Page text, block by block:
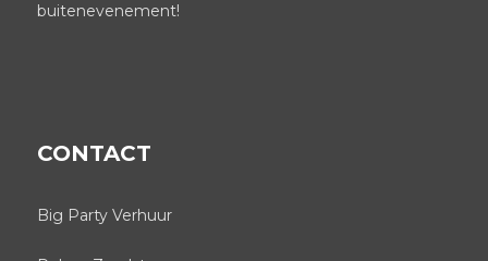
buitenevenement!
CONTACT
Big Party Verhuur